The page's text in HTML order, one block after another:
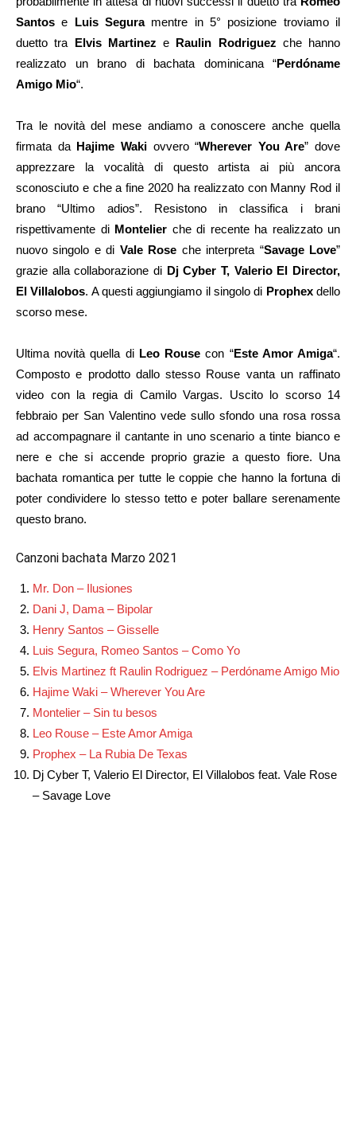
Santos e Luis Seguramentre in 5° posizione troviamo il
duetto tra Elvis Martinez e Raulin Rodriguez che hanno
realizzato un brano di bachata dominicana “Perdóname
Amigo Mio“.
Tra le novità del mese andiamo a conoscere anche quella
firmata da Hajime Wakiovvero “Wherever You Are” dove
apprezzare la vocalità di questo artista ai più ancora
sconosciuto e che a fine 2020 ha realizzato con Manny Rod il
brano “Ultimo adios”. Resistono in classifica i brani
rispettivamente di Montelier che di recente ha realizzato un
nuovo singolo e di Vale Rose che interpreta “Savage Love”
grazie alla collaborazione di Dj Cyber T, Valerio El Director,
El Villalobos. A questi aggiungiamo il singolo di Prophexdello
scorso mese.
Ultima novità quella diLeo Rouse con “Este Amor Amiga“.
Composto e prodotto dallo stesso Rouse vanta un raffinato
video con la regia di Camilo Vargas. Uscito lo scorso 14
febbraio per San Valentino vede sullo sfondo una rosa rossa
ad accompagnare il cantante in uno scenario a tinte bianco e
nere e che si accende proprio grazie a questo fiore. Una
bachata romantica per tutte le coppie che hanno la fortuna di
poter condividere lo stesso tetto e poter ballare serenamente
questo brano.
Canzoni bachata Marzo 2021
Mr. Don – Ilusiones
Dani J, Dama – Bipolar
Henry Santos – Gisselle
Luis Segura, Romeo Santos – Como Yo
Elvis Martinez ft Raulin Rodriguez – Perdóname Amigo Mio
Hajime Waki – Wherever You Are
Montelier – Sin tu besos
Leo Rouse – Este Amor Amiga
Prophex – La Rubia De Texas
Dj Cyber T, Valerio El Director, El Villalobos feat. Vale Rose
– Savage Love